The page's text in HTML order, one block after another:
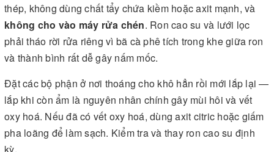
thép, không dùng chất tẩy chứa kiềm hoặc axit mạnh, và
không cho vào máy rửa chén. Ron cao su và lưới lọc
phải tháo rời rửa riêng vì bã cà phê tích trong khe giữa ron
và thành bình rất dễ gây nấm mốc.
Đặt các bộ phận ở nơi thoáng cho khô hẳn rồi mới lắp lại —
lắp khi còn ẩm là nguyên nhân chính gây mùi hôi và vết
oxy hoá. Nếu đã có vết oxy hoá, dùng axit citric hoặc giấm
pha loãng để làm sạch. Kiểm tra và thay ron cao su định
kỳ.